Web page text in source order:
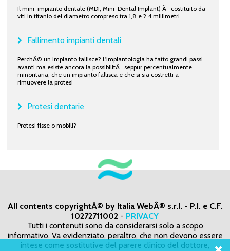
Il mini-impianto dentale (MDI, Mini-Dental Implant) Ã¨ costituito da
viti in titanio del diametro compreso tra 1,8 e 2,4 millimetri
Fallimento impianti dentali
PerchÃ© un impianto fallisce? L'implantologia ha fatto grandi passi
avanti ma esiste ancora la possibilitÃ , seppur percentualmente
minoritaria, che un impianto fallisca e che si sia costretti a
rimuovere la protesi
Protesi dentarie
Protesi fisse o mobili?
All contents copyrightÂ© by Italia WebÂ® s.r.l. - P.I. e C.F.
10272711002 - PRIVACY
Tutti i contenuti sono da considerarsi solo a scopo
informativo. Va evidenziato, peraltro, che non devono essere
intese come sostitutive del parere clinico del dottore,